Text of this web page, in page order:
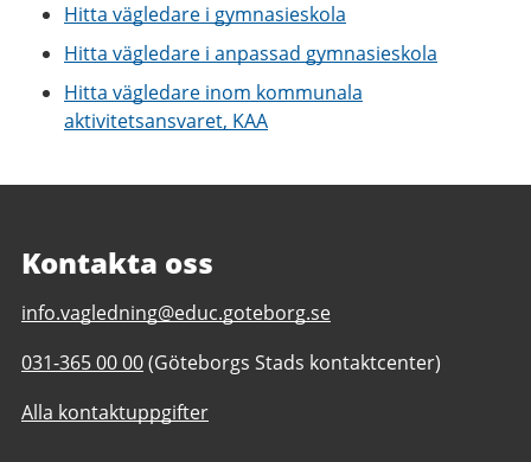
Hitta vägledare i gymnasieskola
Hitta vägledare i anpassad gymnasieskola
Hitta vägledare inom kommunala
aktivitetsansvaret, KAA
Kontakta oss
E-
till
Vägledningscentrums
drop
info.vagledning@educ.goteborg.se
Telefonnummer
Vägledningscentrums
031-365 00 00(Göteborgs Stads kontaktcenter)
Alla kontaktuppgifter